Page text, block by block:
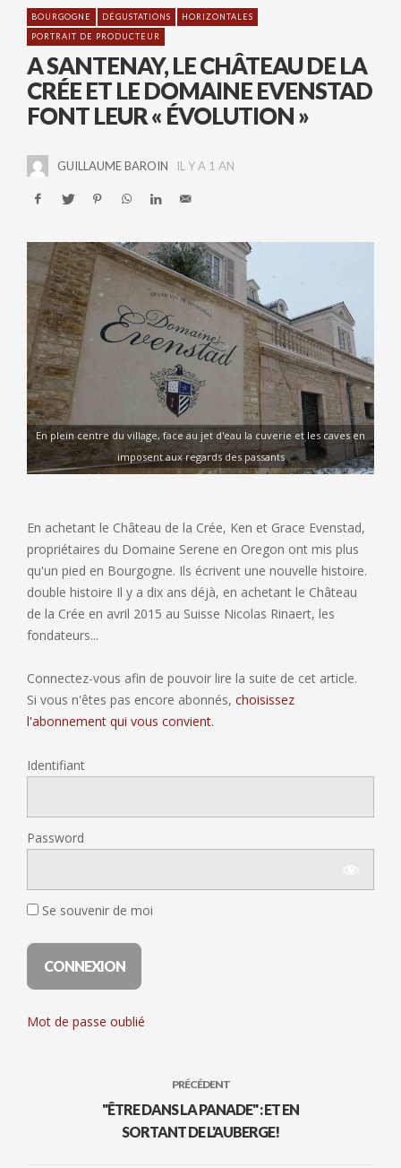
BOURGOGNE DÉGUSTATIONS
HORIZONTALES
PORTRAIT DE PRODUCTEUR
A SANTENAY, LE CHÂTEAU DE LA
CRÉE ET LE DOMAINE EVENSTAD
FONT LEUR « ÉVOLUTION »
GUILLAUME BAROIN IL Y A 1 AN
En plein centre du village, face au jet d'eau la cuverie et les caves en
imposent aux regards des passants
En achetant le Château de la Crée, Ken et Grace Evenstad,
propriétaires du Domaine Serene en Oregon ont mis plus
qu'un pied en Bourgogne. Ils écrivent une nouvelle histoire.
double histoire Il y a dix ans déjà, en achetant le Château
de la Crée en avril 2015 au Suisse Nicolas Rinaert, les
fondateurs...
Connectez-vous afin de pouvoir lire la suite de cet article.
Si vous n'êtes pas encore abonnés, choisissez
l'abonnement qui vous convient.
Identifiant
Password
Se souvenir de moi
Mot de passe oublié
PRÉCÉDENT
"ÊTRE DANS LA PANADE" : ET EN
SORTANT DE L'AUBERGE!